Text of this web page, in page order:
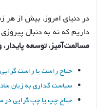
در دنیای امروز، بیش از هر
داریم که نه به دنبال
مسالمت‌آمیز، توسعه
جناح راست یا راست
سیاست گذاری به زبان
جناح چپ یا چپ گرایی